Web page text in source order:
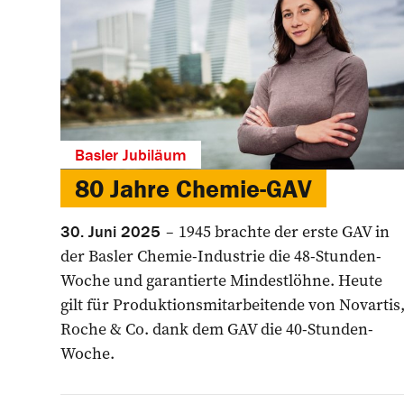
Basler Jubiläum
80 Jahre Chemie-GAV
30. Juni 2025
1945 brachte der erste GAV in
der Basler Chemie-Industrie die 48-Stunden-
Woche und ­garantierte Mindestlöhne. Heute
gilt für ­Produktionsmitarbeitende von ­Novartis,
Roche & Co. dank dem GAV die 40-Stunden-
Woche.